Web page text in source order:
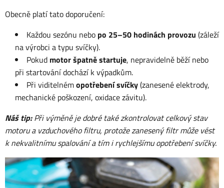
Obecně platí tato doporučení:
Každou sezónu nebo po 25–50 hodinách provozu (záleží
na výrobci a typu svíčky).
Pokud motor špatně startuje, nepravidelně běží nebo
při startování dochází k výpadkům.
Při viditelnémopotřebení svíčky(zanesené elektrody,
mechanické poškození, oxidace závitu).
Náš tip:Při výměně je dobré také zkontrolovat celkový stav
motoru a vzduchového filtru, protože zanesený filtr může vést
k nekvalitnímu spalování a tím i rychlejšímu opotřebení svíčky.